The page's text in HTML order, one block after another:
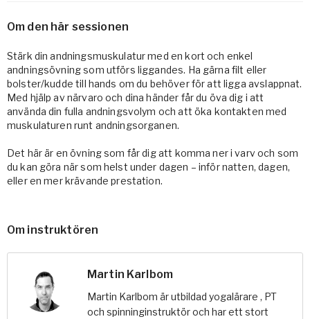
Om den här sessionen
Stärk din andningsmuskulatur med en kort och enkel
andningsövning som utförs liggandes. Ha gärna filt eller
bolster/kudde till hands om du behöver för att ligga avslappnat.
Med hjälp av närvaro och dina händer får du öva dig i att
använda din fulla andningsvolym och att öka kontakten med
muskulaturen runt andningsorganen.
Det här är en övning som får dig att komma ner i varv och som
du kan göra när som helst under dagen – inför natten, dagen,
eller en mer krävande prestation.
Om instruktören
Martin Karlbom
Martin Karlbom är utbildad yogalärare , PT
och spinninginstruktör och har ett stort